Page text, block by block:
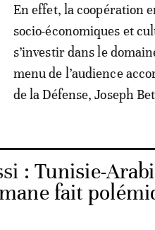
En effet, la coopération
socio-économiques et
s’investir dans le
menu de l’audience
de la Défense, Joseph
: Tunisie-
fait